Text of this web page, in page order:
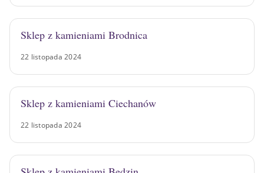
Sklep z kamieniami Brodnica
22 listopada 2024
Sklep z kamieniami Ciechanów
22 listopada 2024